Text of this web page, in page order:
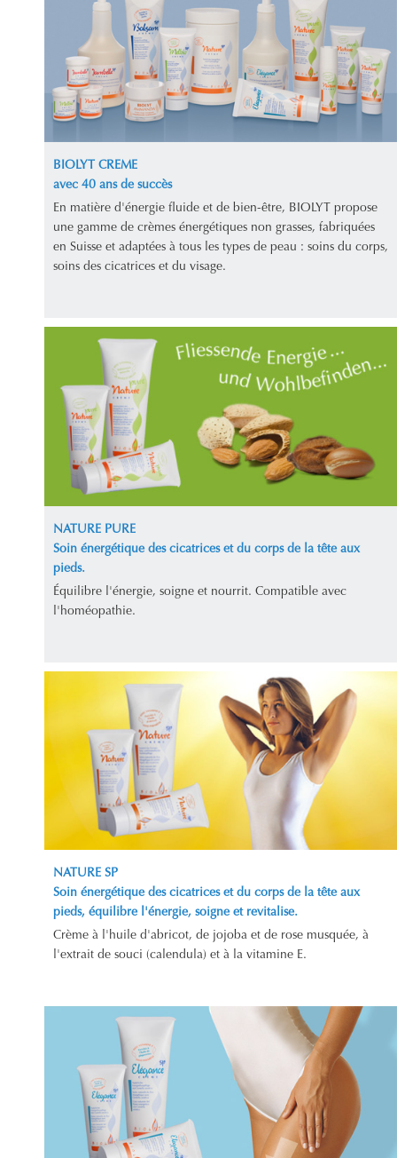
BIOLYT CREME
avec 40 ans de succès
En matière d'énergie fluide et de bien-être, BIOLYT propose
une gamme de crèmes énergétiques non grasses, fabriquées
en Suisse et adaptées à tous les types de peau : soins du corps,
soins des cicatrices et du visage.
NATURE PURE
Soin énergétique des cicatrices et du corps de la tête aux
pieds.
Équilibre l'énergie, soigne et nourrit. Compatible avec
l'homéopathie.
NATURE SP
Soin énergétique des cicatrices et du corps de la tête aux
pieds, équilibre l'énergie, soigne et revitalise.
Crème à l'huile d'abricot, de jojoba et de rose musquée, à
l'extrait de souci (calendula) et à la vitamine E.